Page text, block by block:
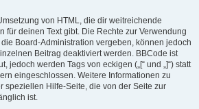
von HTML, die dir weitreichende
für deinen Text gibt. Die Rechte zur Verwendung
Board-Administration vergeben, können jedoch
Beitrag deaktiviert werden. BBCode ist
jedoch werden Tags von eckigen („[“ und „]“) statt
eingeschlossen. Weitere Informationen zu
speziellen Hilfe-Seite, die von der Seite zur
ist.